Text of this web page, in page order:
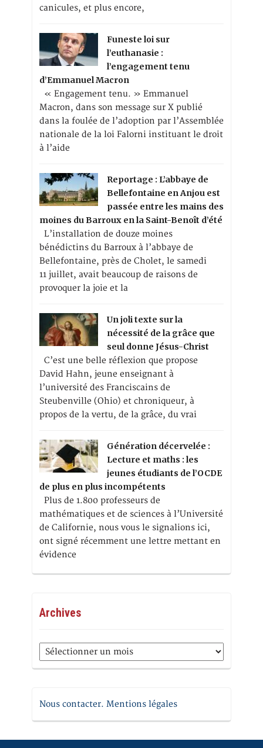
canicules, et plus encore,
Funeste loi sur
l’euthanasie :
l’engagement tenu
d’Emmanuel Macron
« Engagement tenu. » Emmanuel
Macron, dans son message sur X publié
dans la foulée de l’adoption par l’Assemblée
nationale de la loi Falorni instituant le droit
à l’aide
Reportage : L’abbaye de
Bellefontaine en Anjou est
passée entre les mains des
moines du Barroux en la Saint-Benoît d’été
L’installation de douze moines
bénédictins du Barroux à l’abbaye de
Bellefontaine, près de Cholet, le samedi
11 juillet, avait beaucoup de raisons de
provoquer la joie et la
Un joli texte sur la
nécessité de la grâce que
seul donne Jésus-Christ
C’est une belle réflexion que propose
David Hahn, jeune enseignant à
l’université des Franciscains de
Steubenville (Ohio) et chroniqueur, à
propos de la vertu, de la grâce, du vrai
Génération décervelée :
Lecture et maths : les
jeunes étudiants de l’OCDE
de plus en plus incompétents
Plus de 1.800 professeurs de
mathématiques et de sciences à l’Université
de Californie, nous vous le signalions ici,
ont signé récemment une lettre mettant en
évidence
Archives
Archives
Nous contacter. Mentions légales